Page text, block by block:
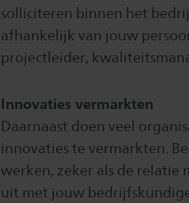
solliciteren binnen het
afhankelijk van jouw
projectleider,
Innovaties vermarkten
Daarnaast doen veel
innovaties te vermarkten.
werken, zeker als de relatie
uit met jouw